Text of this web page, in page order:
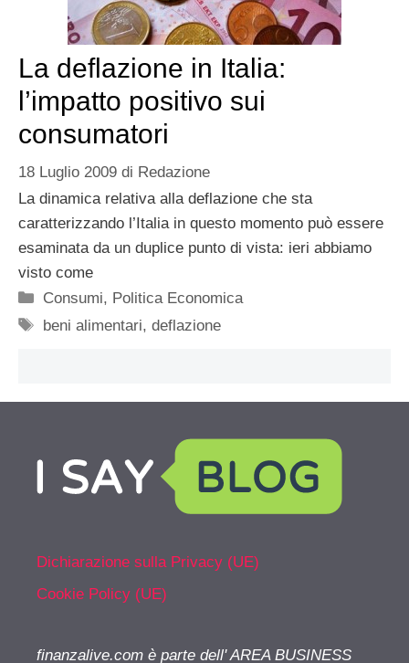
La deflazione in Italia:
l’impatto positivo sui
consumatori
18 Luglio 2009 di Redazione
La dinamica relativa alla deflazione che sta
caratterizzando l’Italia in questo momento può essere
esaminata da un duplice punto di vista: ieri abbiamo
visto come
Categorie
Consumi, Politica Economica
Tag
beni alimentari,deflazione
Dichiarazione sulla Privacy (UE)
Cookie Policy (UE)
finanzalive.com è parte dell' AREA BUSINESS